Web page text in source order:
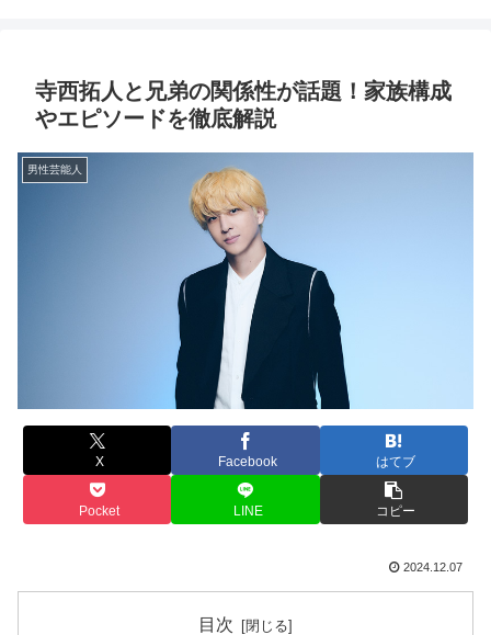
寺西拓人と兄弟の関係性が話題！家族構成
やエピソードを徹底解説
男性芸能人
X Facebook はてブ
Pocket LINE コピー
2024.12.07
目次